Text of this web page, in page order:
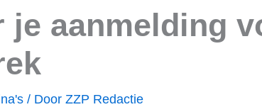
je aanmelding
/ Door ZZP Redactie